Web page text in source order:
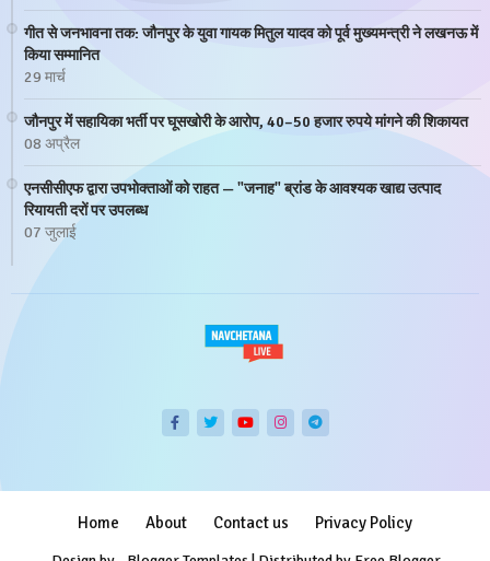
गीत से जनभावना तक: जौनपुर के युवा गायक मितुल यादव को पूर्व मुख्यमन्त्री ने लखनऊ में
किया सम्मानित
29 मार्च
जौनपुर में सहायिका भर्ती पर घूसखोरी के आरोप, 40–50 हजार रुपये मांगने की शिकायत
08 अप्रैल
एनसीसीएफ द्वारा उपभोक्ताओं को राहत — "जनाह" ब्रांड के आवश्यक खाद्य उत्पाद
रियायती दरों पर उपलब्ध
07 जुलाई
Home About Contact us Privacy Policy